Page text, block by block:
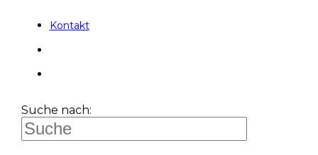
Kontakt
Suche nach: